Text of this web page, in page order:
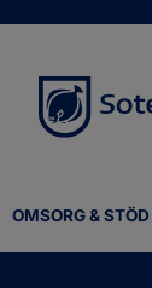
OMSORG & STÖD